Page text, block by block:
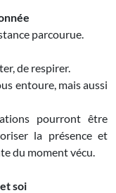
parcourue.
de respirer.
entoure, mais aussi
pourront être
la présence et
du moment vécu.
soi